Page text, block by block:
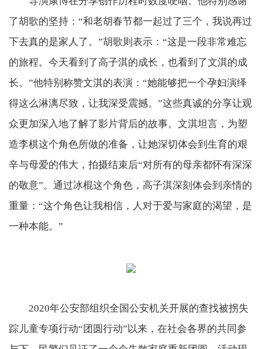
了胡歌的坚持：“和老胡春节都一起过了三个，我说再过
下去真的是家人了。”胡歌则表示：“这是一段非常难忘
的旅程。今天看到了高子淇的成长，也看到了文淇的成
长。”他特别称赞文淇的表演：“她能够把一个孕妇演绎
得这么淋漓尽致，让我深受震撼。”这些真诚的分享让观
众更加深入地了解了影片背后的故事。文淇坦言，为塑
造李棋这个角色所做的准备，让她深切体会到生育的艰
辛与母爱的伟大，拍摄结束后“对所有的母亲都怀有深深
的敬意”。通过冰棍这个角色，高子淇深刻体会到亲情的
重量：“这个角色让我相信，人对于爱与家庭的渴望，是
一种本能。”
2020年公安部组织全国公安机关开展的查找被拐失
踪儿童专项行动“团圆行动”以来，在社会各界的共同参